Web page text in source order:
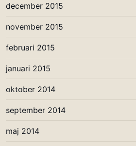
december 2015
november 2015
februari 2015
januari 2015
oktober 2014
september 2014
maj 2014